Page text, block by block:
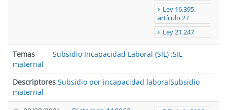
Ley 16.395,
artículo 27
Ley 21.247
Temas Subsidio Incapacidad Laboral (SIL) :SIL
maternal
Descriptores Subsidio por incapacidad laboralSubsidio
maternal